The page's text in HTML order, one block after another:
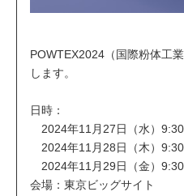
POWTEX2024（国際粉体工
します。
日時：
2024年11月27日（水）
2024年11月28日（木）
2024年11月29日（金）
会場：東京ビッグサイト